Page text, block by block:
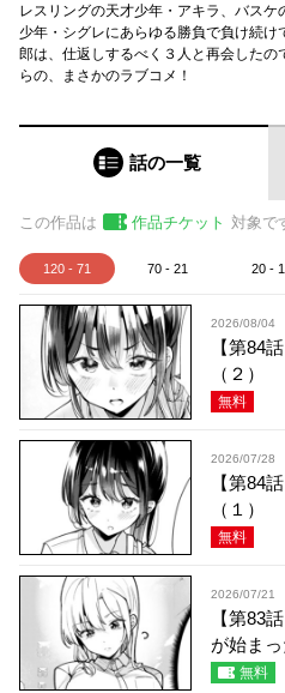
レスリングの天才少年・アキラ、バス
少年・シグレにあらゆる勝負で負け続
郎は、仕返しするべく３人と再会した
らの、まさかのラブコメ！
話の一覧
この作品は 作品チケット 対象で
120 - 71 70 - 21 20 - 1
2026/08/04
【第84
（２）
無料
2026/07/28
【第84
（１）
無料
2026/07/21
【第83
が始まっ
無料